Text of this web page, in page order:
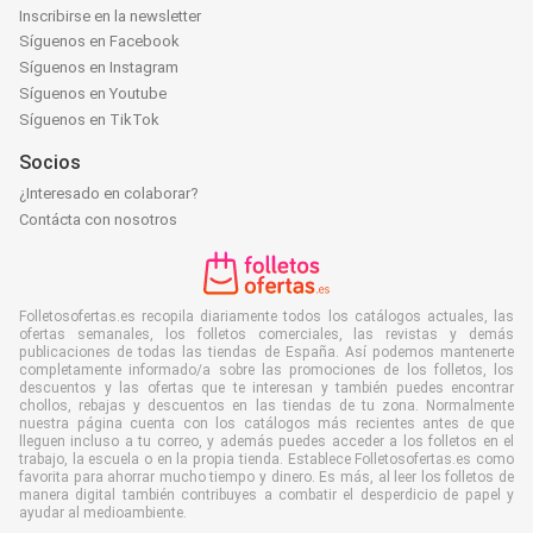
Inscribirse en la newsletter
Síguenos en Facebook
Síguenos en Instagram
Síguenos en Youtube
Síguenos en TikTok
Socios
¿Interesado en colaborar?
Contácta con nosotros
Folletosofertas.es recopila diariamente todos los catálogos actuales, las
ofertas semanales, los folletos comerciales, las revistas y demás
publicaciones de todas las tiendas de España. Así podemos mantenerte
completamente informado/a sobre las promociones de los folletos, los
descuentos y las ofertas que te interesan y también puedes encontrar
chollos, rebajas y descuentos en las tiendas de tu zona. Normalmente
nuestra página cuenta con los catálogos más recientes antes de que
lleguen incluso a tu correo, y además puedes acceder a los folletos en el
trabajo, la escuela o en la propia tienda. Establece Folletosofertas.es como
favorita para ahorrar mucho tiempo y dinero. Es más, al leer los folletos de
manera digital también contribuyes a combatir el desperdicio de papel y
ayudar al medioambiente.